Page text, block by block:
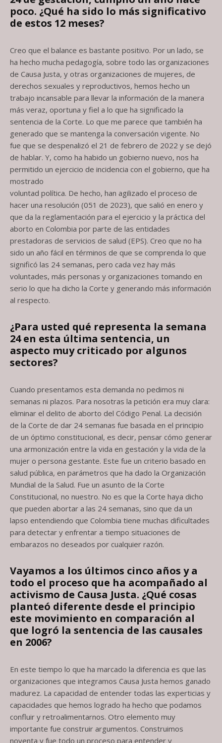
poco. ¿Qué ha sido lo más significativo
de estos 12 meses?
Creo que el balance es bastante positivo. Por un lado, se
ha hecho mucha pedagogía, sobre todo las organizaciones
de Causa Justa, y otras organizaciones de mujeres, de
derechos sexuales y reproductivos, hemos hecho un
trabajo incansable para llevar la información de la manera
más veraz, oportuna y fiel a lo que ha significado la
sentencia de la Corte. Lo que me parece que también ha
generado que se mantenga la conversación vigente. No
fue que se despenalizó el 21 de febrero de 2022 y se dejó
de hablar. Y, como ha habido un gobierno nuevo, nos ha
permitido un ejercicio de incidencia con el gobierno, que ha
mostrado
voluntad política. De hecho, han agilizado el proceso de
hacer una resolución (051 de 2023), que salió en enero y
que da la reglamentación para el ejercicio y la práctica del
aborto en Colombia por parte de las entidades
prestadoras de servicios de salud (EPS). Creo que no ha
sido un año fácil en términos de que se comprenda lo que
significó las 24 semanas, pero cada vez hay más
voluntades, más personas y organizaciones tomando en
serio lo que ha dicho la Corte y generando más información
al respecto.
¿Para usted qué representa la semana
24 en esta última sentencia, un
aspecto muy criticado por algunos
sectores?
Cuando presentamos esta demanda no pedimos ni
semanas ni plazos. Para nosotras la petición era muy clara:
eliminar el delito de aborto del Código Penal. La decisión
de la Corte de dar 24 semanas fue basada en el principio
de un óptimo constitucional, es decir, pensar cómo generar
una armonización entre la vida en gestación y la vida de la
mujer o persona gestante. Este fue un criterio basado en
salud pública, en parámetros que ha dado la Organización
Mundial de la Salud. Fue un asunto de la Corte
Constitucional, no nuestro. No es que la Corte haya dicho
que pueden abortar a las 24 semanas, sino que da un
lapso entendiendo que Colombia tiene muchas dificultades
para detectar y enfrentar a tiempo situaciones de
embarazos no deseados por cualquier razón.
Vayamos a los últimos cinco años y a
todo el proceso que ha acompañado al
activismo de Causa Justa. ¿Qué cosas
planteó diferente desde el principio
este movimiento en comparación al
que logró la sentencia de las causales
en 2006?
En este tiempo lo que ha marcado la diferencia es que las
organizaciones que integramos Causa Justa hemos ganado
madurez. La capacidad de entender todas las experticias y
capacidades que hemos logrado ha hecho que podamos
confluir y retroalimentarnos. Otro elemento muy
importante fue construir argumentos. Construimos
noventa y fue todo un proceso para entender y